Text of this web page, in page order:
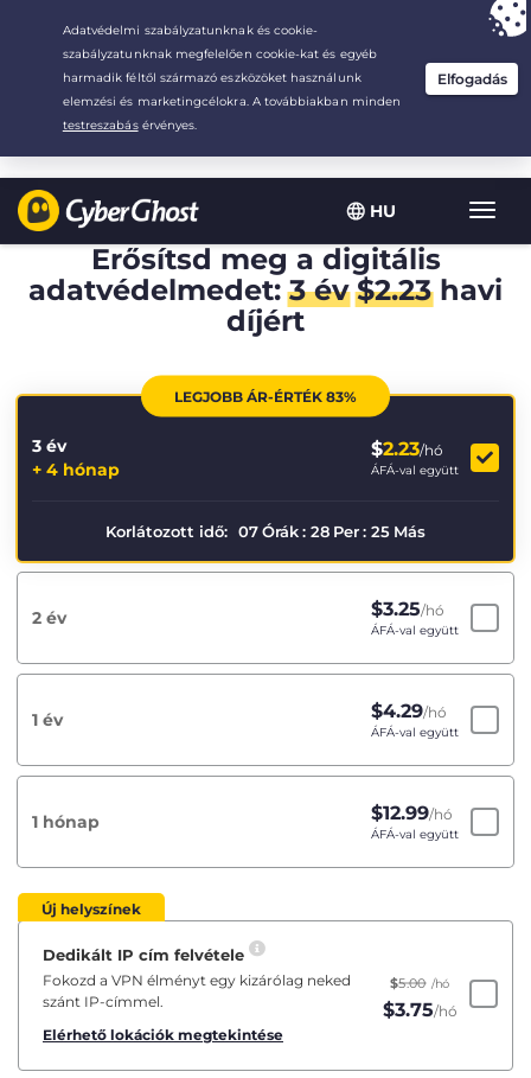
HU
Your choice:The Best Dealfor 3.3333333333333-years at $
/month
Erősítsd meg a digitális
adatvédelmedet:3 év $2.23havi
díjért
LEGJOBB ÁR-ÉRTÉK 83%
3 év
+ 4 hónap
$2.23/hó
ÁFÁ-val együtt
Korlátozott idő: 07Órák: 28 Per: 25 Más
2 év $3.25/hó
ÁFÁ-val együtt
1 év $4.29/hó
ÁFÁ-val együtt
1 hónap $12.99/hó
ÁFÁ-val együtt
Új helyszínek
Dedikált IP cím felvétele
Fokozd a VPN élményt egy kizárólag neked
szánt IP-címmel.
Elérhető lokációk megtekintése
$5.00 /hó
$3.75/hó